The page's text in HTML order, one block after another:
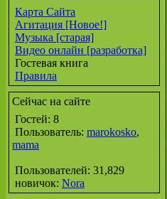
Карта Сайта
Агитация [Новое!]
Музыка [старая]
Видео онлайн [разработка]
Гостевая книга
Правила
Сейчас на сайте
Гостей: 8
Пользователь: marokosko,
mama
Пользователей: 31,829
новичок: Nora